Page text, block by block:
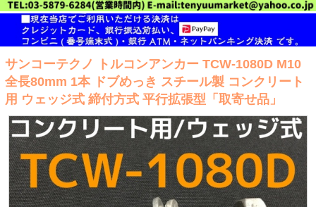
サンコーテクノ トルコンアンカー TCW-1080D M10
全長80mm 1本 ドブめっき スチール製 コンクリート
用 ウェッジ式 締付方式 平行拡張型「取寄せ品」